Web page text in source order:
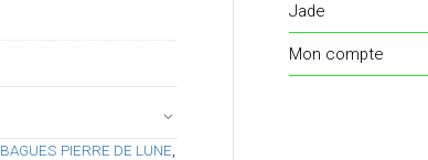
BAGUES PIERRE DE LUNE
Jade
Mon compte